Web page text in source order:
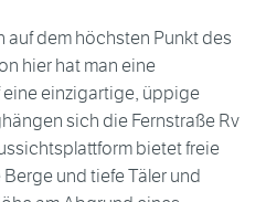
dem höchsten Punkt des
hier hat man eine
einzigartige, üppige
sich die Fernstraße Rv
bietet freie
und tiefe Täler und